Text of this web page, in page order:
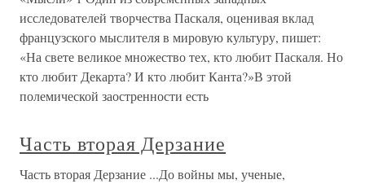
исследователей творчества Паскаля, оценивая вклад
французского мыслителя в мировую культуру, пишет:
«На свете великое множество тех, кто любит Паскаля. Но
кто любит Декарта? И кто любит Канта?»В этой
полемической заостренности есть
Часть вторая Дерзание
Часть вторая Дерзание ...До войны мы, ученые,